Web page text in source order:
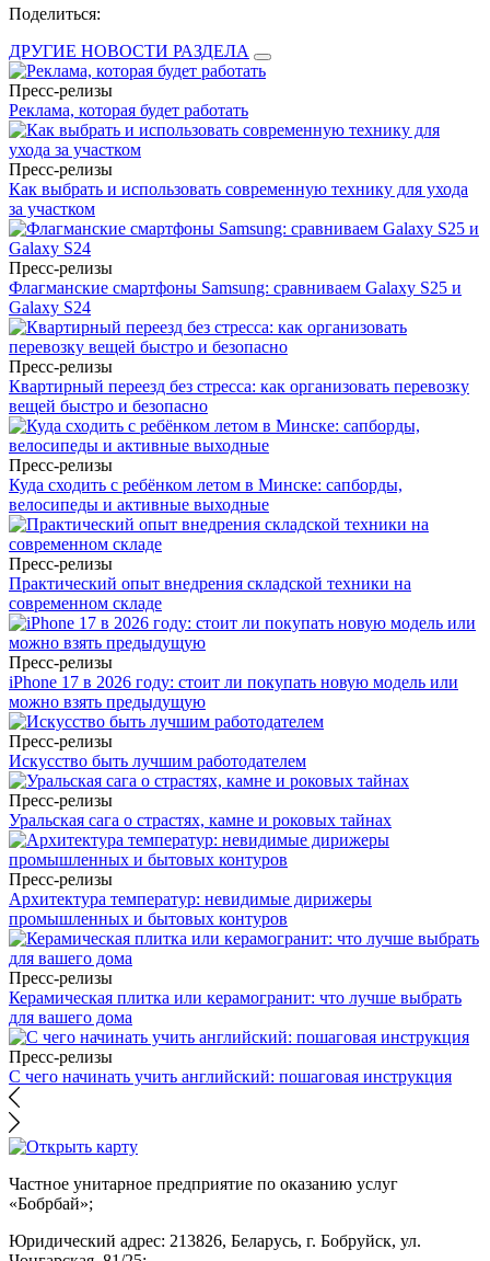
Поделиться:
ДРУГИЕ НОВОСТИ РАЗДЕЛА
Пресс-релизы
Реклама, которая будет работать
Пресс-релизы
Как выбрать и использовать современную технику для ухода
за участком
Пресс-релизы
Флагманские смартфоны Samsung: сравниваем Galaxy S25 и
Galaxy S24
Пресс-релизы
Квартирный переезд без стресса: как организовать перевозку
вещей быстро и безопасно
Пресс-релизы
Куда сходить с ребёнком летом в Минске: сапборды,
велосипеды и активные выходные
Пресс-релизы
Практический опыт внедрения складской техники на
современном складе
Пресс-релизы
iPhone 17 в 2026 году: стоит ли покупать новую модель или
можно взять предыдущую
Пресс-релизы
Искусство быть лучшим работодателем
Пресс-релизы
Уральская сага о страстях, камне и роковых тайнах
Пресс-релизы
Архитектура температур: невидимые дирижеры
промышленных и бытовых контуров
Пресс-релизы
Керамическая плитка или керамогранит: что лучше выбрать
для вашего дома
Пресс-релизы
С чего начинать учить английский: пошаговая инструкция
Частное унитарное предприятие по оказанию услуг
«Бобрбай»;
Юридический адрес: 213826, Беларусь, г. Бобруйск, ул.